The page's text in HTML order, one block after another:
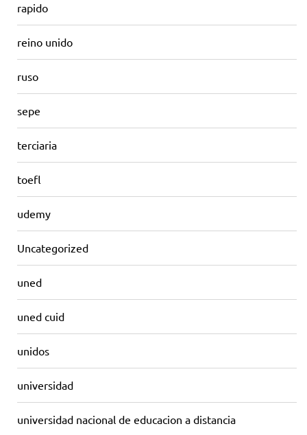
rapido
reino unido
ruso
sepe
terciaria
toefl
udemy
Uncategorized
uned
uned cuid
unidos
universidad
universidad nacional de educacion a distancia